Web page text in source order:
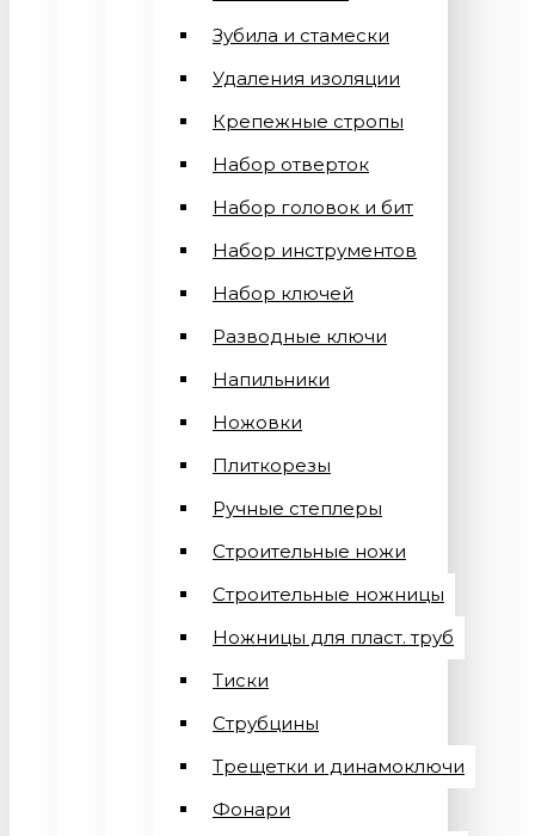
Зубила и стамески
Удаления изоляции
Крепежные стропы
Набор отверток
Набор головок и бит
Набор инструментов
Набор ключей
Разводные ключи
Напильники
Ножовки
Плиткорезы
Ручные степлеры
Строительные ножи
Строительные ножницы
Ножницы для пласт. труб
Тиски
Струбцины
Трещетки и динамоключи
Фонари